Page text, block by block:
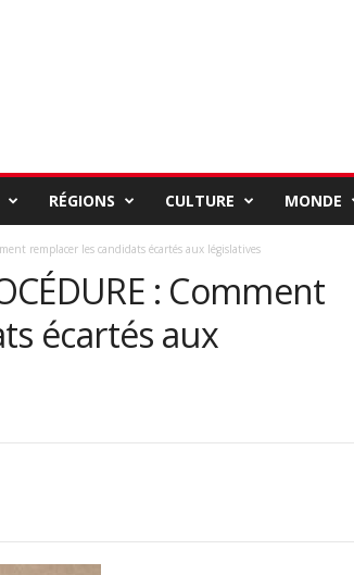
RÉGIONS CULTURE MONDE
remplacer les candidats écartés aux législatives
: Comment
écartés aux